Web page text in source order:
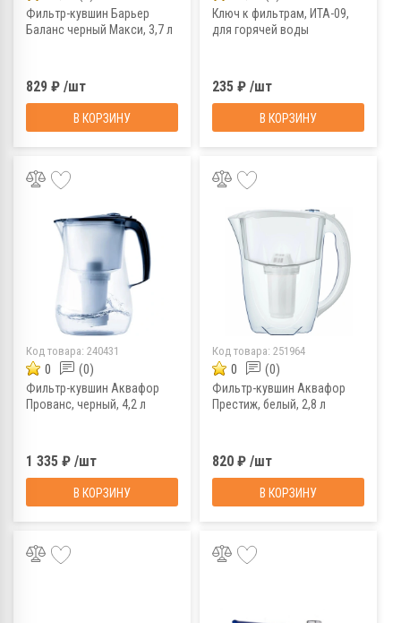
Фильтр-кувшин Барьер
Баланс черный Макси, 3,7 л
829 ₽ /шт
В КОРЗИНУ
Ключ к фильтрам, ИТА-09,
для горячей воды
235 ₽ /шт
В КОРЗИНУ
Код товара: 240431
0 (0)
Фильтр-кувшин Аквафор
Прованс, черный, 4,2 л
1 335 ₽ /шт
В КОРЗИНУ
Код товара: 251964
0 (0)
Фильтр-кувшин Аквафор
Престиж, белый, 2,8 л
820 ₽ /шт
В КОРЗИНУ